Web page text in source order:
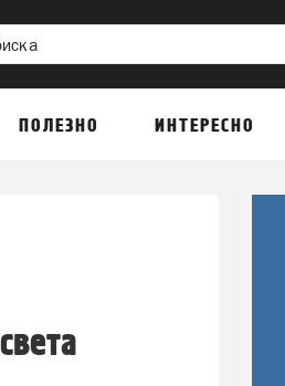
ПОЛЕЗНО ИНТЕРЕСНО